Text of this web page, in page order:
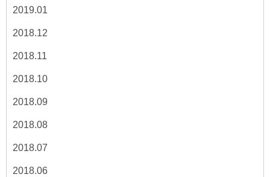
2019.01
2018.12
2018.11
2018.10
2018.09
2018.08
2018.07
2018.06